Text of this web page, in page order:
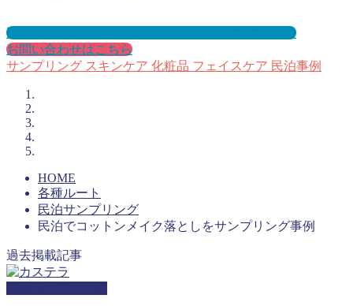
民泊サンプリングとは？メリット３選と事例を紹介
お問い合わせはこちら
サンプリング スキンケア 化粧品 フェイスケア 民泊事例
HOME
各種ルート
民泊サンプリング
民泊でコットンメイク落としをサンプリング事例
過去掲載記事